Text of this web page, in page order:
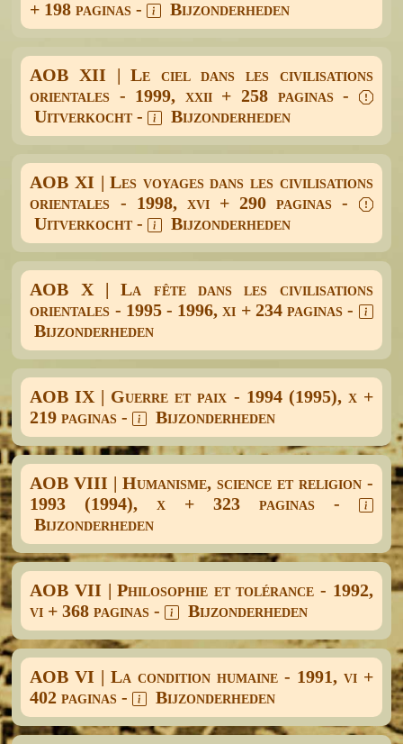
+ 198 paginas - Bijzonderheden
AOB XII | Le ciel dans les civilisations
orientales - 1999, xxii + 258 paginas -
Uitverkocht -
Bijzonderheden
AOB XI | Les voyages dans les civilisations
orientales - 1998, xvi + 290 paginas -
Uitverkocht -
Bijzonderheden
AOB X | La fête dans les civilisations
orientales - 1995 - 1996, xi + 234 paginas -
Bijzonderheden
AOB IX | Guerre et paix - 1994 (1995), x +
219 paginas -
Bijzonderheden
AOB VIII | Humanisme, science et religion -
1993 (1994), x + 323 paginas -
Bijzonderheden
AOB VII | Philosophie et tolérance - 1992,
vi + 368 paginas -
Bijzonderheden
AOB VI | La condition humaine - 1991, vi +
402 paginas -
Bijzonderheden